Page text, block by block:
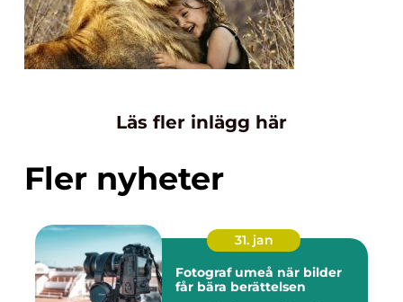
Läs fler inlägg här
Fler nyheter
31. jan
Fotograf umeå när bilder
får bära berättelsen